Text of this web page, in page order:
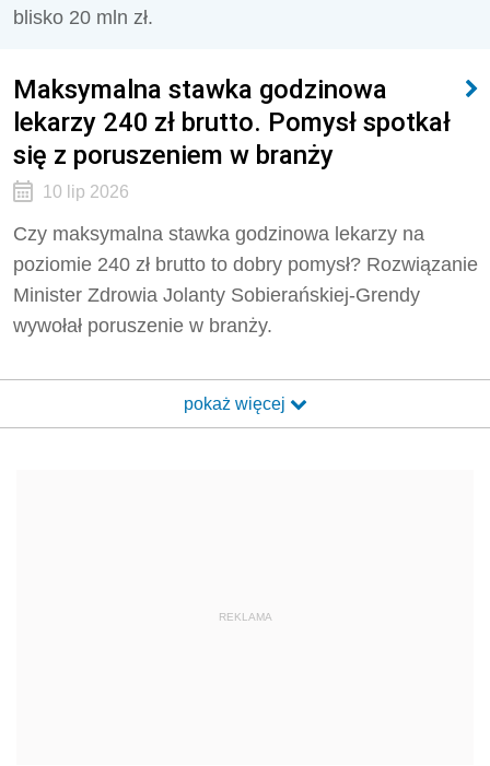
blisko 20 mln zł.
Maksymalna stawka godzinowa
lekarzy 240 zł brutto. Pomysł spotkał
się z poruszeniem w branży
10 lip 2026
Czy maksymalna stawka godzinowa lekarzy na
poziomie 240 zł brutto to dobry pomysł? Rozwiązanie
Minister Zdrowia Jolanty Sobierańskiej-Grendy
wywołał poruszenie w branży.
pokaż więcej
REKLAMA